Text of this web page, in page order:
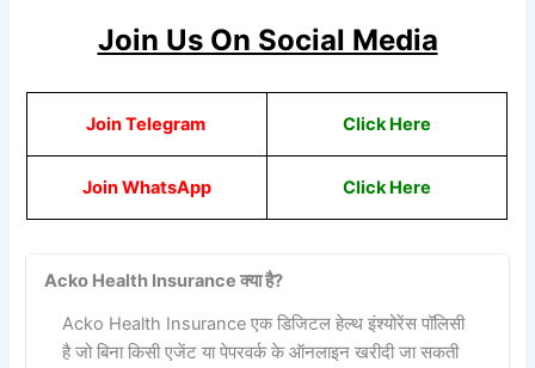
Join Us On Social Media
Join Telegram Click Here
Join WhatsApp Click Here
Acko Health Insurance क्या है?
Acko Health Insurance एक डिजिटल हेल्थ इंश्योरेंस पॉलिसी
है जो बिना किसी एजेंट या पेपरवर्क के ऑनलाइन खरीदी जा सकती